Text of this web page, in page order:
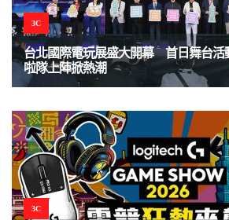
3C
台北國際電玩展盛大開幕 首日舞台活
啦隊上陣掀熱潮
3C